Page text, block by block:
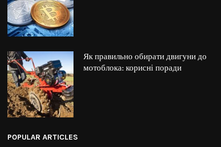
Як правильно обирати двигуни до
мотоблока: корисні поради
POPULAR ARTICLES